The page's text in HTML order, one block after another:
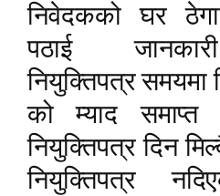
निवेदकको घर
पठाई
नियुक्तिपत्र
को म्याद
नियुक्तिपत्र दिन
नियुक्तिपत्र